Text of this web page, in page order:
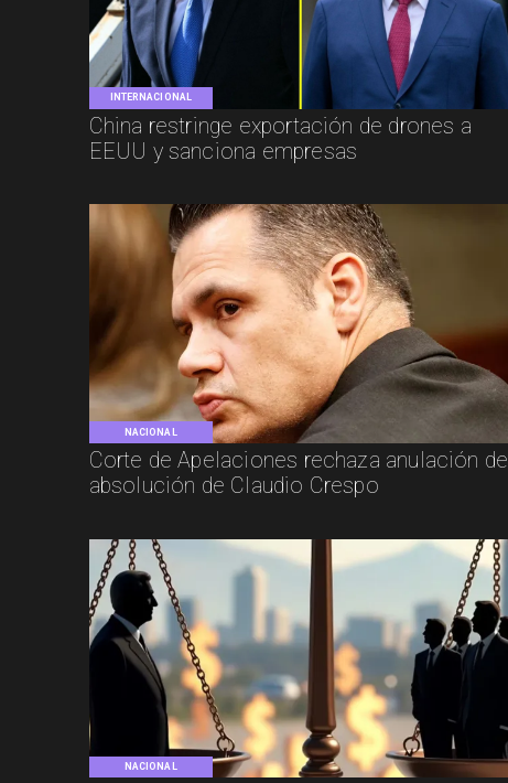
INTERNACIONAL
China restringe exportación de drones a
EEUU y sanciona empresas
NACIONAL
Corte de Apelaciones rechaza anulación de
absolución de Claudio Crespo
NACIONAL